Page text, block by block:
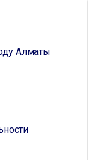
Алматы